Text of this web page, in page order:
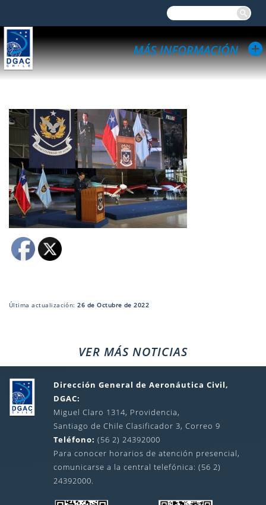
Última actualización:26 de Octubre de 2022
VER MÁS NOTICIAS
Dirección General de Aeronáutica Civil,
DGAC:
Miguel Claro 1314, Providencia,
Santiago de Chile Clasificador 3, Correo 9
Teléfono: (56 2) 24392000
Para conocer horarios de atención presencial,
comunicarse a la central telefónica: (56 2)
24392000.